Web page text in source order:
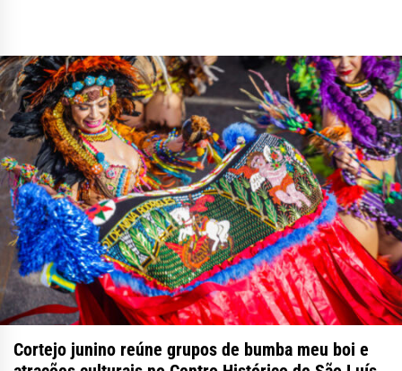
Cortejo junino reúne grupos de bumba meu boi e